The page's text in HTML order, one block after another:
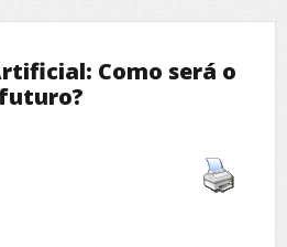
Como será o
futuro?